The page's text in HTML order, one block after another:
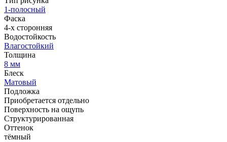
1-полосный
Фаска
4-х сторонняя
Водостойкость
Влагостойкий
Толщина
8 мм
Блеск
Матовый
Подложка
Приобретается отдельно
Поверхность на ощупь
Структурированная
Оттенок
тёмный